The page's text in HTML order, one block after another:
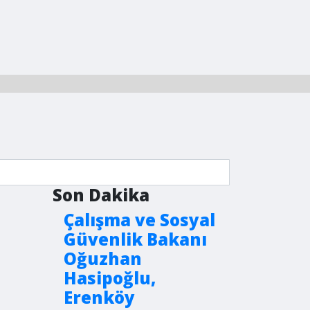
Son Dakika
Çalışma ve Sosyal
Güvenlik Bakanı
Oğuzhan
Hasipoğlu,
Erenköy